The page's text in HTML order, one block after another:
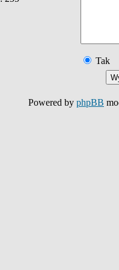
Tak
Powered by phpBB